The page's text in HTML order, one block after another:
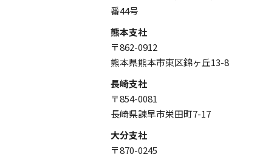
番44号
熊本支社
〒862-0912
熊本県熊本市東区錦ヶ丘13-8
長崎支社
〒854-0081
長崎県諫早市栄田町7-17
大分支社
〒870-0245